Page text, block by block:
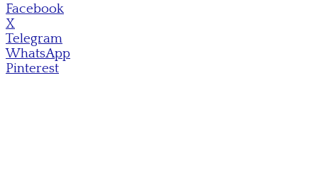
Facebook
X
Telegram
WhatsApp
Pinterest